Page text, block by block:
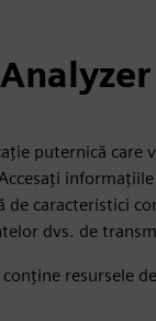
puternică care
de caracteristici
dvs. de
resursele